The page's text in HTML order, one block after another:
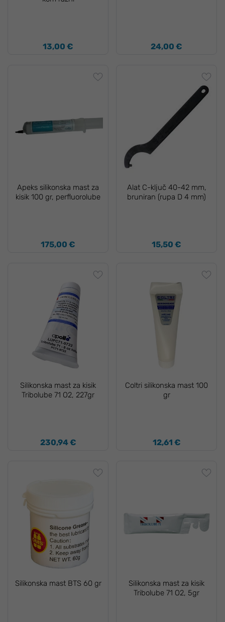
13,00 € 24,00 €
Apeks silikonska mast za
kisik 100 gr, perfluorolube
175,00 €
Alat C-ključ 40-42 mm,
bruniran (rupa D 4 mm)
15,50 €
Silikonska mast za kisik
Tribolube 71 O2, 227gr
230,94 €
Coltri silikonska mast 100
gr
12,61 €
Silikonska mast BTS 60 gr
Silikonska mast za kisik
Tribolube 71 O2, 5gr